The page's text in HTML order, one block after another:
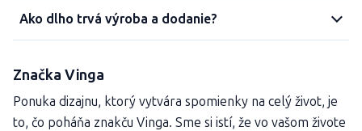
Ako dlho trvá výroba a dodanie?
Značka Vinga
Ponuka dizajnu, ktorý vytvára spomienky na celý život, je
to, čo poháňa znakču Vinga. Sme si istí, že vo vašom živote